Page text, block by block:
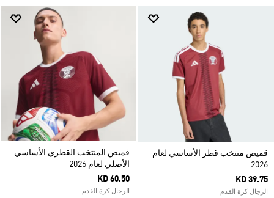
قميص منتخب قطر الأساسي لعام
2026
KD 39.75
الرجال كرة القدم
قميص المنتخب القطري الأساسي
الأصلي لعام 2026
KD 60.50
الرجال كرة القدم